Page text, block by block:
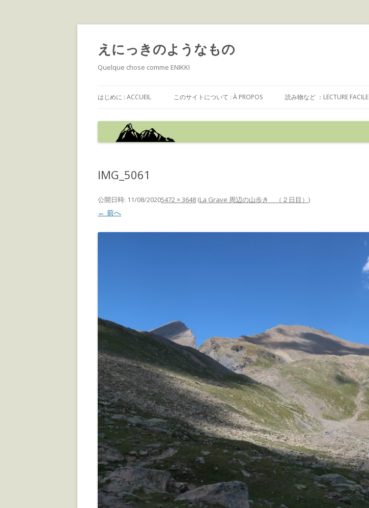
えにっきのようなもの
Quelque chose comme ENIKKI
ン
へ
ッ
はじめに : ACCUEIL このサイトについて : À PROPOS 読み物など ：LECTURE FACILE
IMG_5061
公開日時: 11/08/20205472 × 3648 (La Grave 周辺の山歩き （２日目） )
← 前へ